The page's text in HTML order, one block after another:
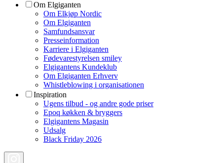
Om Elgiganten
Om Elkjøp Nordic
Om Elgiganten
Samfundsansvar
Presseinformation
Karriere i Elgiganten
Fødevarestyrelsen smiley
Elgigantens Kundeklub
Om Elgiganten Erhverv
Whistleblowing i organisationen
Inspiration
Ugens tilbud - og andre gode priser
Epoq køkken & bryggers
Elgigantens Magasin
Udsalg
Black Friday 2026